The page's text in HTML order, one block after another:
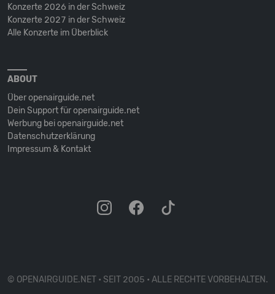
Konzerte 2026 in der Schweiz
Konzerte 2027 in der Schweiz
Alle Konzerte im Überblick
ABOUT
Über openairguide.net
Dein Support für openairguide.net
Werbung bei openairguide.net
Datenschutz­erklärung
Impressum & Kontakt
© OPENAIRGUIDE.NET • SEIT 2005 • ALLE RECHTE VORBEHALTEN.